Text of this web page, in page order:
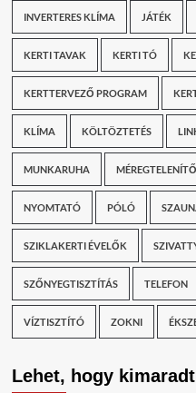
INVERTERES KLÍMA JÁTÉK
KERTI TAVAK KERTI TÓ
KERTTERVEZŐ PROGRAM
KLÍMA KÖLTÖZTETÉS
MUNKARUHA
NYOMTATÓ PÓLÓ
SZIKLAKERTI ÉVELŐK
SZŐNYEGTISZTÍTÁS TELEFON
VÍZTISZTÍTÓ ZOKNI
Lehet, hogy kimaradt